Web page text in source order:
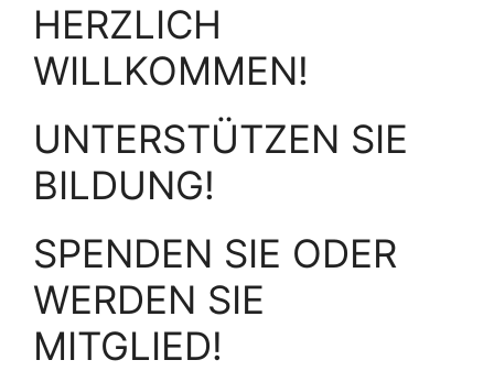
HERZLICH
WILLKOMMEN!
UNTERSTÜTZEN SIE
BILDUNG!
SPENDEN SIE ODER
WERDEN SIE
MITGLIED!